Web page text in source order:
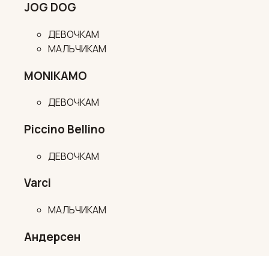
JOG DOG
ДЕВОЧКАМ
МАЛЬЧИКАМ
MONIKAMO
ДЕВОЧКАМ
Piccino Bellino
ДЕВОЧКАМ
Varci
МАЛЬЧИКАМ
Андерсен